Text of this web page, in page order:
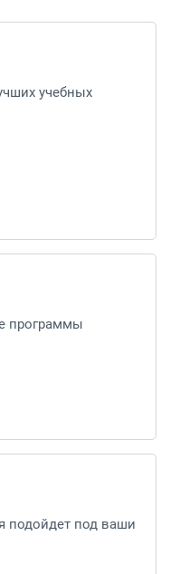
учебных
программы
подойдет под ваши